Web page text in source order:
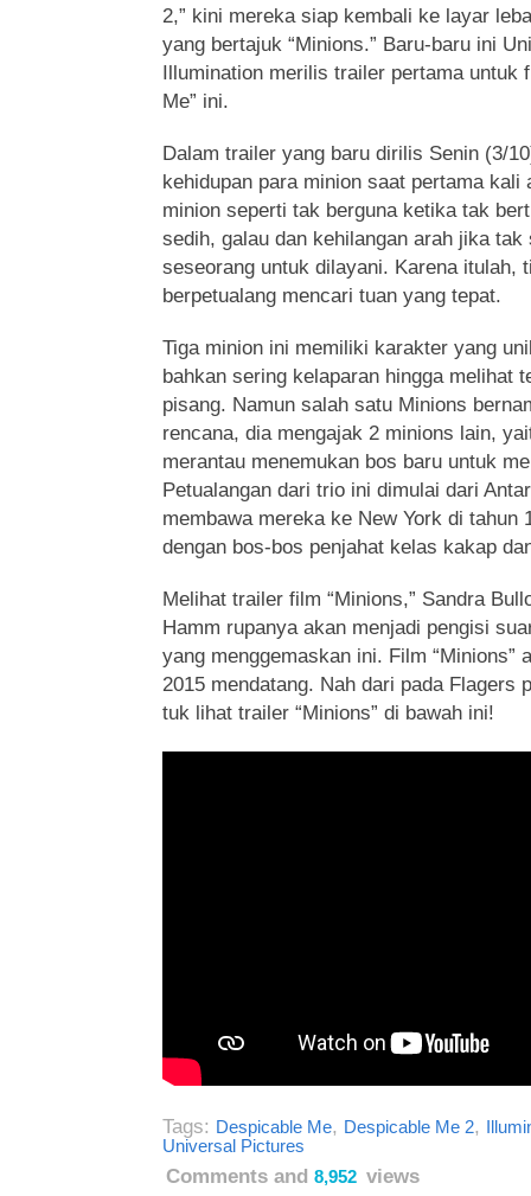
2,” kini mereka siap kembali ke layar
yang bertajuk “Minions.” Baru-baru ini
Illumination merilis trailer pertama untuk
Me” ini.
Dalam trailer yang baru dirilis Senin (3/
kehidupan para minion saat pertama kali
minion seperti tak berguna ketika tak
sedih, galau dan kehilangan arah jika tak
seseorang untuk dilayani. Karena itulah,
berpetualang mencari tuan yang tepat.
Tiga minion ini memiliki karakter yang
bahkan sering kelaparan hingga melihat
pisang. Namun salah satu Minions
rencana, dia mengajak 2 minions lain,
merantau menemukan bos baru untuk
Petualangan dari trio ini dimulai dari
membawa mereka ke New York di tahun
dengan bos-bos penjahat kelas kakap
Melihat trailer film “Minions,” Sandra
Hamm rupanya akan menjadi pengisi
yang menggemaskan ini. Film “Minions”
2015 mendatang. Nah dari pada Flagers
tuk lihat trailer “Minions” di bawah ini!
Tags: Despicable Me, Despicable Me 2,
Universal Pictures
Comments and 8,952 views